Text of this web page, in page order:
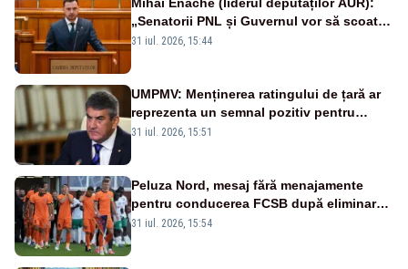
„Senatorii PNL și Guvernul vor să scoată
la vânzare bunuri publice pentru a stinge
31 iul. 2026, 15:44
UMPMV: Menținerea ratingului de țară ar
reprezenta un semnal pozitiv pentru
România. Autoritățile trebuie să continue
31 iul. 2026, 15:51
Peluza Nord, mesaj fără menajamente
pentru conducerea FCSB după eliminarea
rușinoasă din Conference League
31 iul. 2026, 15:54